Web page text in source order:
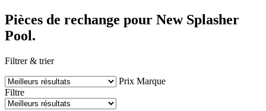
Pièces de rechange pour New Splasher
Pool.
Filtrer & trier
Prix Marque
Filtre